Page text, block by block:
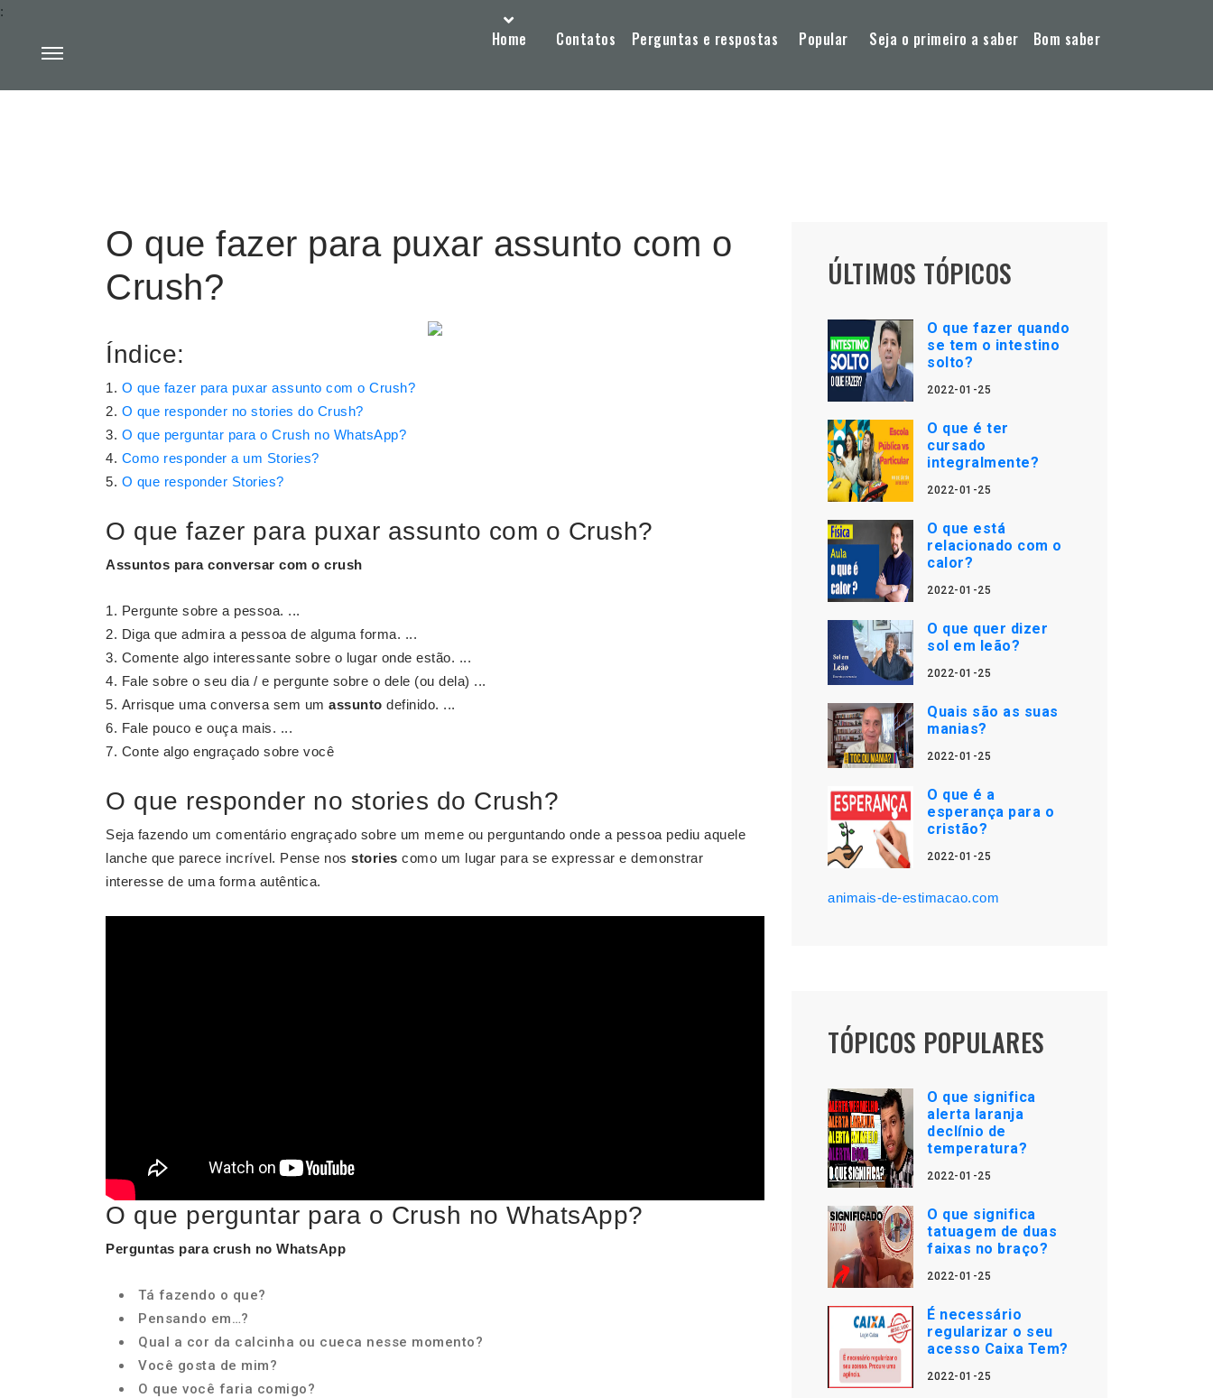
Home Contatos Perguntas e respostas Popular Seja o primeiro a saber Bom saber
:
O que fazer para puxar assunto com o
Crush?
Índice:
O que fazer para puxar assunto com o Crush?
O que responder no stories do Crush?
O que perguntar para o Crush no WhatsApp?
Como responder a um Stories?
O que responder Stories?
O que fazer para puxar assunto com o Crush?
Assuntos para conversar com o crush
Pergunte sobre a pessoa. ...
Diga que admira a pessoa de alguma forma. ...
Comente algo interessante sobre o lugar onde estão. ...
Fale sobre o seu dia / e pergunte sobre o dele (ou dela) ...
Arrisque uma conversa sem um assunto definido. ...
Fale pouco e ouça mais. ...
Conte algo engraçado sobre você
O que responder no stories do Crush?
Seja fazendo um comentário engraçado sobre um meme ou perguntando onde a pessoa pediu aquele
lanche que parece incrível. Pense nos stories como um lugar para se expressar e demonstrar
interesse de uma forma autêntica.
O que perguntar para o Crush no WhatsApp?
Perguntas para crush no WhatsApp
Tá fazendo o que?
Pensando em…?
Qual a cor da calcinha ou cueca nesse momento?
Você gosta de mim?
O que você faria comigo?
ÚLTIMOS TÓPICOS
O que fazer quando
se tem o intestino
solto?
2022-01-25
O que é ter
cursado
integralmente?
2022-01-25
O que está
relacionado com o
calor?
2022-01-25
O que quer dizer
sol em leão?
2022-01-25
Quais são as suas
manias?
2022-01-25
O que é a
esperança para o
cristão?
2022-01-25
animais-de-estimacao.com
TÓPICOS POPULARES
O que significa
alerta laranja
declínio de
temperatura?
2022-01-25
O que significa
tatuagem de duas
faixas no braço?
2022-01-25
É necessário
regularizar o seu
acesso Caixa Tem?
2022-01-25